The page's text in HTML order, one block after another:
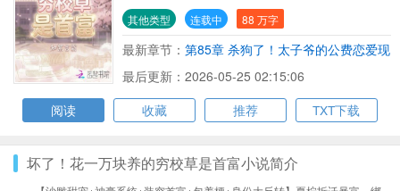
其他类型 连载中 88 万字
最新章节： 第85章 杀狗了！太子爷的公费恋爱现
场
最后更新：2026-05-25 02:15:06
阅读
收藏 推荐 TXT下载
坏了！花一万块养的穷校草是首富小说简介